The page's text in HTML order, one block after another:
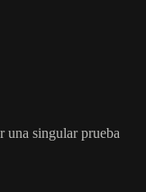
una singular prueba